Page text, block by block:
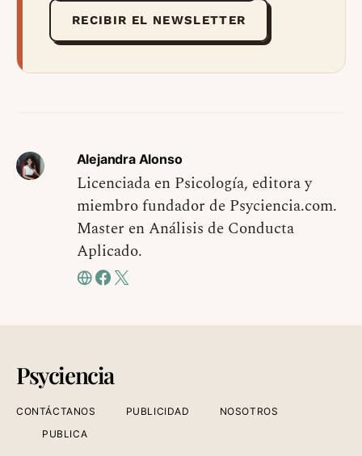
RECIBIR EL NEWSLETTER
Alejandra Alonso
Licenciada en Psicología, editora y
miembro fundador de Psyciencia.com.
Master en Análisis de Conducta
Aplicado.
Psyciencia
CONTÁCTANOS PUBLICIDAD
NOSOTROS
PUBLICA